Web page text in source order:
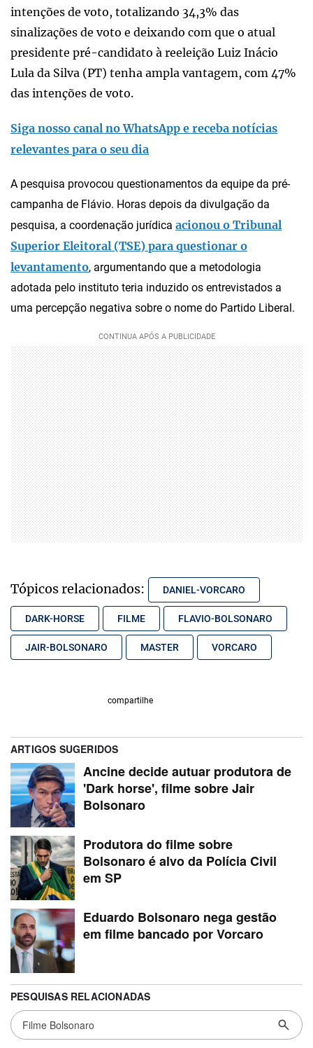
intenções de voto, totalizando 34,3% das
sinalizações de voto e deixando com que o atual
presidente pré-candidato à reeleição Luiz Inácio
Lula da Silva (PT) tenha ampla vantagem, com 47%
das intenções de voto.
Siga nosso canal no WhatsApp e receba notícias
relevantes para o seu dia
A pesquisa provocou questionamentos da equipe da pré-
campanha de Flávio. Horas depois da divulgação da
pesquisa, a coordenação jurídica acionou o Tribunal
Superior Eleitoral (TSE) para questionar o
levantamento, argumentando que a metodologia
adotada pelo instituto teria induzido os entrevistados a
uma percepção negativa sobre o nome do Partido Liberal.
Tópicos relacionados: DANIEL-VORCARO
DARK-HORSE FILME FLAVIO-BOLSONARO
JAIR-BOLSONARO MASTER VORCARO
compartilhe